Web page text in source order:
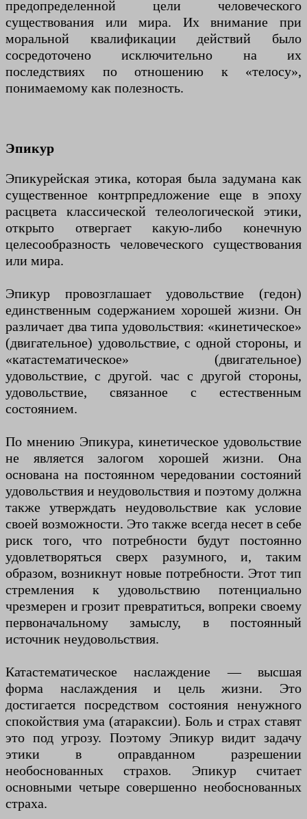
предопределенной цели человеческого
существования или мира. Их внимание при
моральной квалификации действий было
сосредоточено исключительно на их
последствиях по отношению к «телосу»,
понимаемому как полезность.
Эпикур
Эпикурейская этика, которая была задумана как
существенное контрпредложение еще в эпоху
расцвета классической телеологической этики,
открыто отвергает какую-либо конечную
целесообразность человеческого существования
или мира.
Эпикур провозглашает удовольствие (гедон)
единственным содержанием хорошей жизни. Он
различает два типа удовольствия: «кинетическое»
(двигательное) удовольствие, с одной стороны, и
«катастематическое» (двигательное)
удовольствие, с другой. час с другой стороны,
удовольствие, связанное с естественным
состоянием.
По мнению Эпикура, кинетическое удовольствие
не является залогом хорошей жизни. Она
основана на постоянном чередовании состояний
удовольствия и неудовольствия и поэтому должна
также утверждать неудовольствие как условие
своей возможности. Это также всегда несет в себе
риск того, что потребности будут постоянно
удовлетворяться сверх разумного, и, таким
образом, возникнут новые потребности. Этот тип
стремления к удовольствию потенциально
чрезмерен и грозит превратиться, вопреки своему
первоначальному замыслу, в постоянный
источник неудовольствия.
Катастематическое наслаждение — высшая
форма наслаждения и цель жизни. Это
достигается посредством состояния ненужного
спокойствия ума (атараксии). Боль и страх ставят
это под угрозу. Поэтому Эпикур видит задачу
этики в оправданном разрешении
необоснованных страхов. Эпикур считает
основными четыре совершенно необоснованных
страха.